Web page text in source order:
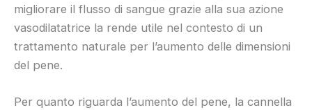
migliorare il flusso di sangue grazie alla sua azione
vasodilatatrice la rende utile nel contesto di un
trattamento naturale per l’aumento delle dimensioni
del pene.
Per quanto riguarda l’aumento del pene, la cannella